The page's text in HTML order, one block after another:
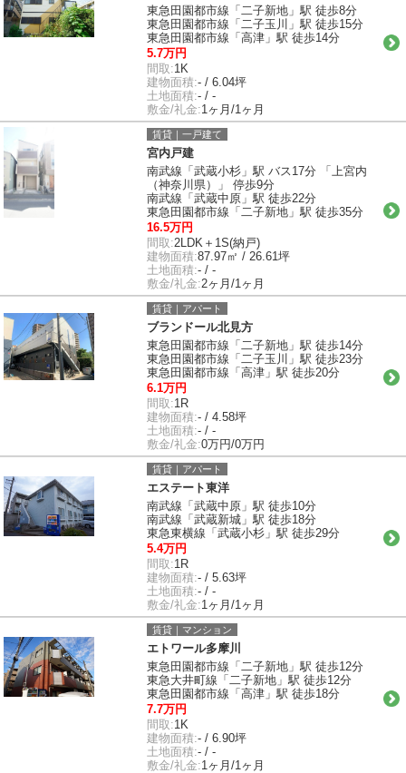
東急田園都市線「二子新地」駅 徒歩8分
東急田園都市線「二子玉川」駅 徒歩15分
東急田園都市線「高津」駅 徒歩14分
5.7万円
間取:1K
建物面積:- / 6.04坪
土地面積:- / -
敷金/礼金:1ヶ月/1ヶ月
賃貸｜一戸建て
宮内戸建
南武線「武蔵小杉」駅 バス17分 「上宮内
（神奈川県）」 停歩9分
南武線「武蔵中原」駅 徒歩22分
東急田園都市線「二子新地」駅 徒歩35分
16.5万円
間取:2LDK＋1S(納戸)
建物面積:87.97㎡ / 26.61坪
土地面積:- / -
敷金/礼金:2ヶ月/1ヶ月
賃貸｜アパート
ブランドール北見方
東急田園都市線「二子新地」駅 徒歩14分
東急田園都市線「二子玉川」駅 徒歩23分
東急田園都市線「高津」駅 徒歩20分
6.1万円
間取:1R
建物面積:- / 4.58坪
土地面積:- / -
敷金/礼金:0万円/0万円
賃貸｜アパート
エステート東洋
南武線「武蔵中原」駅 徒歩10分
南武線「武蔵新城」駅 徒歩18分
東急東横線「武蔵小杉」駅 徒歩29分
5.4万円
間取:1R
建物面積:- / 5.63坪
土地面積:- / -
敷金/礼金:1ヶ月/1ヶ月
賃貸｜マンション
エトワール多摩川
東急田園都市線「二子新地」駅 徒歩12分
東急大井町線「二子新地」駅 徒歩12分
東急田園都市線「高津」駅 徒歩18分
7.7万円
間取:1K
建物面積:- / 6.90坪
土地面積:- / -
敷金/礼金:1ヶ月/1ヶ月